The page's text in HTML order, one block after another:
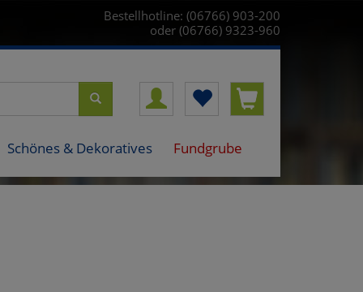
Bestellhotline: (06766) 903-200
oder (06766) 9323-960
Schönes & Dekoratives Fundgrube